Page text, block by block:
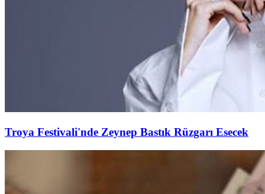
Troya Festivali'nde Zeynep Bastık Rüzgarı Esecek